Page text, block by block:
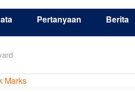
Pertanyaan Berita